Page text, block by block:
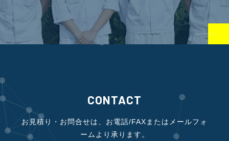
CONTACT
お見積り・お問合せは、お電話/FAXまたはメールフォ
ームより承ります。